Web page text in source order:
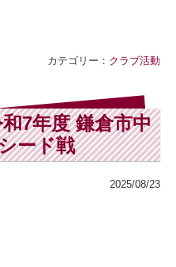
カテゴリー： クラブ活動
7年度 鎌倉市中
ード戦
2025/08/23